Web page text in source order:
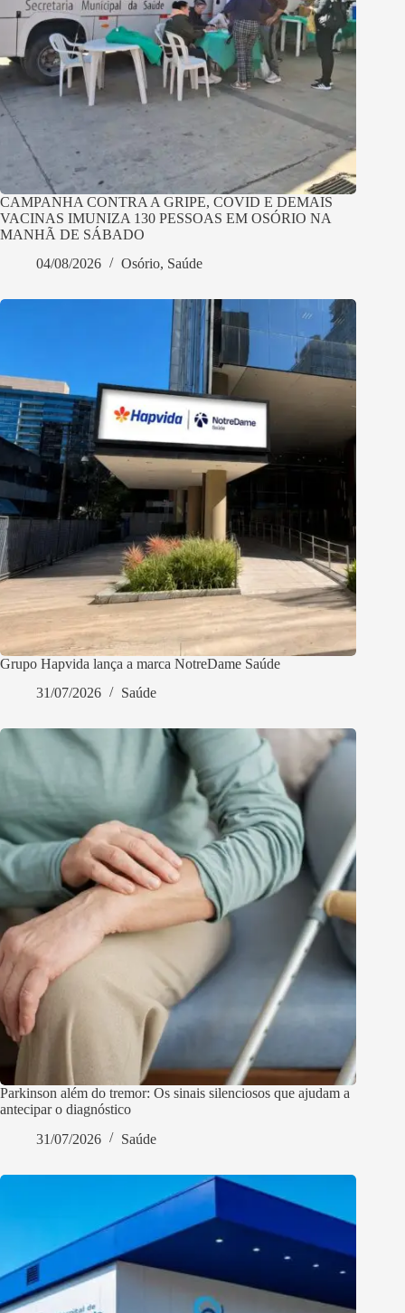
CAMPANHA CONTRA A GRIPE, COVID E DEMAIS
VACINAS IMUNIZA 130 PESSOAS EM OSÓRIO NA
MANHÃ DE SÁBADO
04/08/2026
Osório, Saúde
Grupo Hapvida lança a marca NotreDame Saúde
31/07/2026
Saúde
Parkinson além do tremor: Os sinais silenciosos que ajudam a
antecipar o diagnóstico
31/07/2026
Saúde